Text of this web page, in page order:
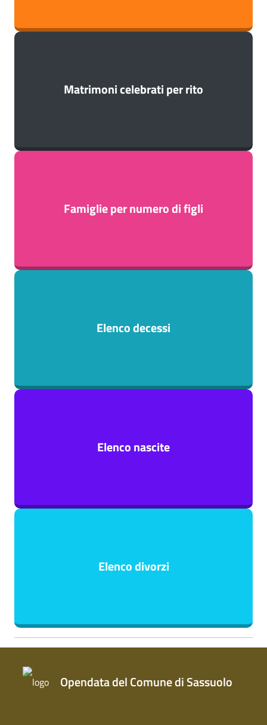
Matrimoni celebrati per rito
Famiglie per numero di figli
Elenco decessi
Elenco nascite
Elenco divorzi
Opendata del Comune di Sassuolo